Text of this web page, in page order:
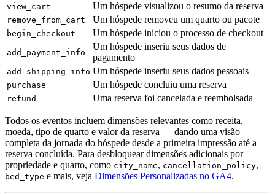
view_cart Um hóspede visualizou o resumo da reserva
remove_from_cart Um hóspede removeu um quarto ou pacote
begin_checkout Um hóspede iniciou o processo de checkout
add_payment_info
Um hóspede inseriu seus dados de
pagamento
add_shipping_info Um hóspede inseriu seus dados pessoais
purchase Um hóspede concluiu uma reserva
refund Uma reserva foi cancelada e reembolsada
Todos os eventos incluem dimensões relevantes como receita,
moeda, tipo de quarto e valor da reserva — dando uma visão
completa da jornada do hóspede desde a primeira impressão até a
reserva concluída. Para desbloquear dimensões adicionais por
propriedade e quarto, como city_name, cancellation_policy,
bed_type e mais, veja Dimensões Personalizadas no GA4.